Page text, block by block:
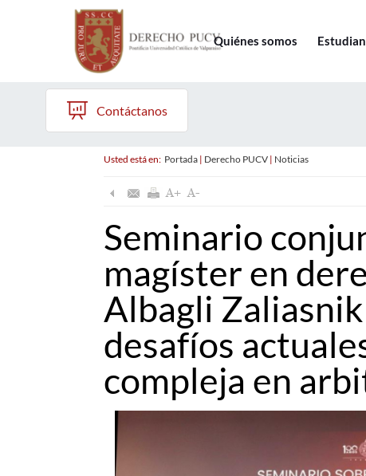
Quiénes somos
Contáctanos
Usted está en: Portada| Derecho PUCV| Noticias
Seminario
magíster en
Albagli
desafíos
compleja en